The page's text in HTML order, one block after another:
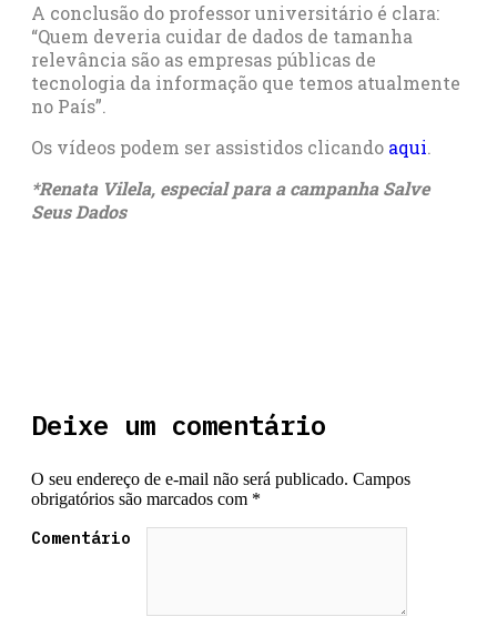
A conclusão do professor universitário é clara:
“Quem deveria cuidar de dados de tamanha
relevância são as empresas públicas de
tecnologia da informação que temos atualmente
no País”.
Os vídeos podem ser assistidos clicando aqui.
*Renata Vilela, especial para a campanha Salve
Seus Dados
Deixe um comentário
O seu endereço de e-mail não será publicado. Campos
obrigatórios são marcados com *
Comentário